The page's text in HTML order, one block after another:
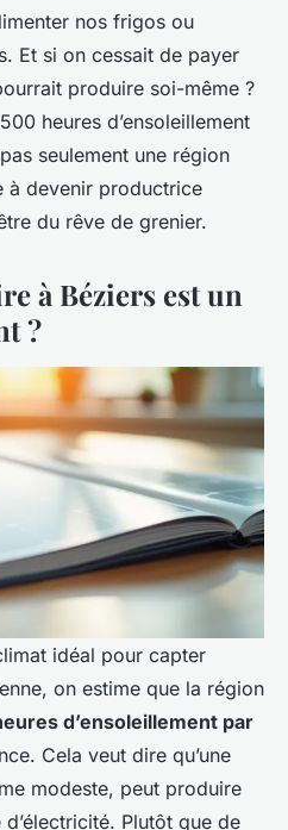
nos frigos ou
Et si on cessait de payer
produire soi-même ?
heures d’ensoleillement
seulement une région
à devenir productrice
du rêve de grenier.
à Béziers est un
?
idéal pour capter
on estime que la région
d’ensoleillement par
Cela veut dire qu’une
modeste, peut produire
Plutôt que de